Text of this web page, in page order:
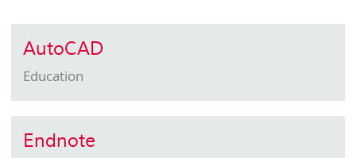
AutoCAD
Education
Endnote